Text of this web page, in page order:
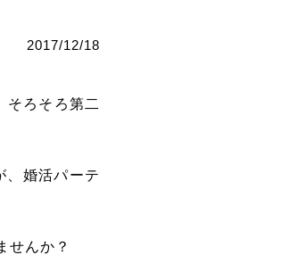
2017/12/18
そろそろ第二
、婚活パーテ
せんか？